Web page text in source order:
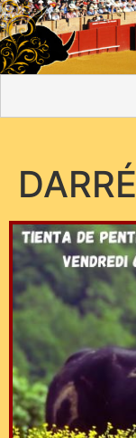
DARRÉ